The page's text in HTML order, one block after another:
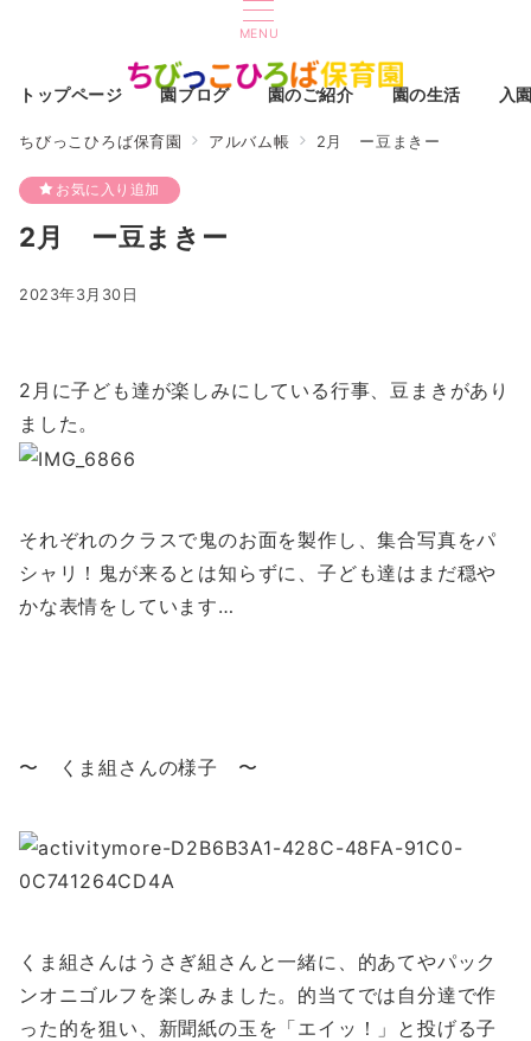
MENU
トップページ 園ブログ 園のご紹介 園の生活 入
ちびっこひろば保育園 アルバム帳 2月 ー豆まきー
お気に入り追加
2月 ー豆まきー
2023年3月30日
2月に子ども達が楽しみにしている行事、豆まきがあり
ました。
それぞれのクラスで鬼のお面を製作し、集合写真をパ
シャリ！鬼が来るとは知らずに、子ども達はまだ穏や
かな表情をしています…
〜 くま組さんの様子 〜
くま組さんはうさぎ組さんと一緒に、的あてやパック
ンオニゴルフを楽しみました。的当てでは自分達で作
った的を狙い、新聞紙の玉を「エイッ！」と投げる子